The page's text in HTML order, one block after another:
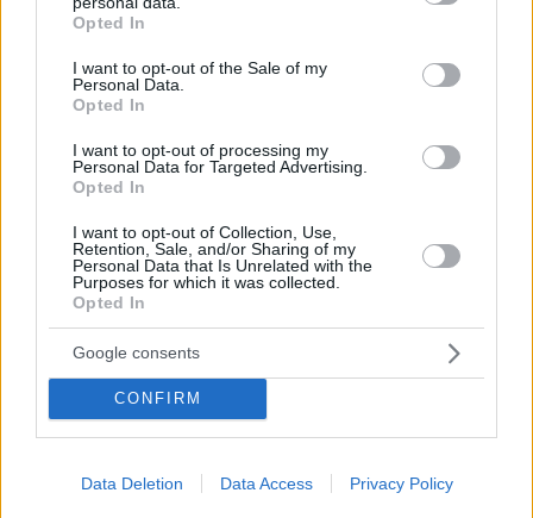
grant or deny consent to Google and its third-party tags to
use your data for below specified purposes in below Google
consent section.
Opted In
I want to opt-out of the Sale of my
Personal Data.
Opted In
I want to opt-out of processing my
Personal Data for Targeted Advertising.
Opted In
I want to opt-out of Collection, Use,
Retention, Sale, and/or Sharing of my
Personal Data that Is Unrelated with the
Purposes for which it was collected.
Opted In
Google consents
CONFIRM
Data Deletion Data Access Privacy Policy
Ρωσικά UAVs πλήττουν το λιμάνι της Οδησσού
Από την έναρξη της ένοπλης σύρραξης, η πόλη έχει
βομβαρδιστεί επανειλημμένα από τις ρωσικές
ένοπλες δυνάμεις
04.04.2023, 05:09